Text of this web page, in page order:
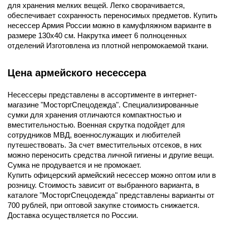
для хранения мелких вещей. Легко сворачивается,
обеспечивает сохранность переносимых предметов. Купить
несессер Армия России можно в камуфляжном варианте в
размере 130х40 см. Накрутка имеет 6 полноценных
отделений Изготовлена из плотной непромокаемой ткани.
Цена армейского несессера
Несессеры представлены в ассортименте в интернет-
магазине "МосторгСпецодежда". Специализированные
сумки для хранения отличаются компактностью и
вместительностью. Военная скрутка подойдет для
сотрудников МВД, военнослужащих и любителей
путешествовать. За счет вместительных отсеков, в них
можно переносить средства личной гигиены и другие вещи.
Сумка не продувается и не промокает.
Купить офицерский армейский несессер можно оптом или в
розницу. Стоимость зависит от выбранного варианта, в
каталоге "МосторгСпецодежда" представлены варианты от
700 рублей, при оптовой закупке стоимость снижается.
Доставка осуществляется по России.